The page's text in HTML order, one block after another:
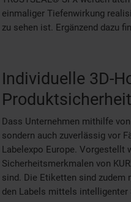
einmaliger Tiefenwirkung
zu sehen ist. Ergänzend dazu
Individuelle 3D-
Produktsicherheit
Dass Unternehmen mithilfe
sondern auch zuverlässig vor
Labelexpo Europe. Vorgestellt
Sicherheitsmerkmalen von
sind. Die Etiketten sind zudem
den Labels mittels